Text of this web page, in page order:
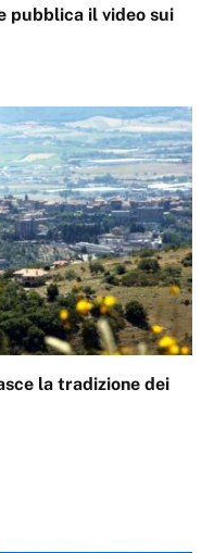
pubblica il video sui
la tradizione dei